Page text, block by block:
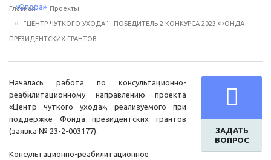
Главная Проекты
"ЦЕНТР ЧУТКОГО УХОДА" - ПОБЕДИТЕЛЬ 2 КОНКУРСА 2023 ФОНДА
ПРЕЗИДЕНТСКИХ ГРАНТОВ
ЗАДАТЬ
ВОПРОС
Началась работа по консультационно-
реабилитационному направлению проекта
«Центр чуткого ухода», реализуемого при
поддержке Фонда президентских грантов
(заявка № 23-2-003177).
Консультационно-реабилитационное